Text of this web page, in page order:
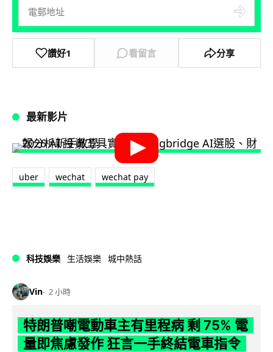
讚好1 看留言 分享
最新影片
uber wechat wechat pay
科技娛樂 生活娛樂 城中熱話
Vin 2 小時
特朗普嘲電動車主有里程病 剩 75% 電
量即焦慮發作 狂言一手終結電車指令